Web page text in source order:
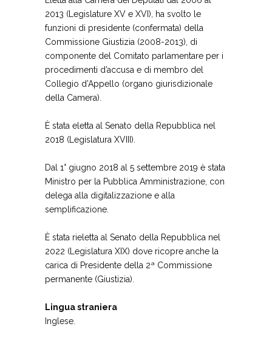
2013 (Legislature XV e XVI), ha svolto le
funzioni di presidente (confermata) della
Commissione Giustizia (2008-2013), di
componente del Comitato parlamentare per i
procedimenti d’accusa e di membro del
Collegio d’Appello (organo giurisdizionale
della Camera).
È stata eletta al Senato della Repubblica nel
2018 (Legislatura XVIII).
Dal 1° giugno 2018 al 5 settembre 2019 è stata
Ministro per la Pubblica Amministrazione, con
delega alla digitalizzazione e alla
semplificazione.
È stata rieletta al Senato della Repubblica nel
2022 (Legislatura XIX) dove ricopre anche la
carica di Presidente della 2ª Commissione
permanente (Giustizia).
Lingua straniera
Inglese.